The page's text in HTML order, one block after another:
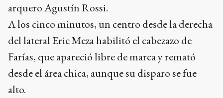
arquero Agustín Rossi.
A los cinco minutos, un centro desde la derecha
del lateral Eric Meza habilitó el cabezazo de
Farías, que apareció libre de marca y remató
desde el área chica, aunque su disparo se fue
alto.